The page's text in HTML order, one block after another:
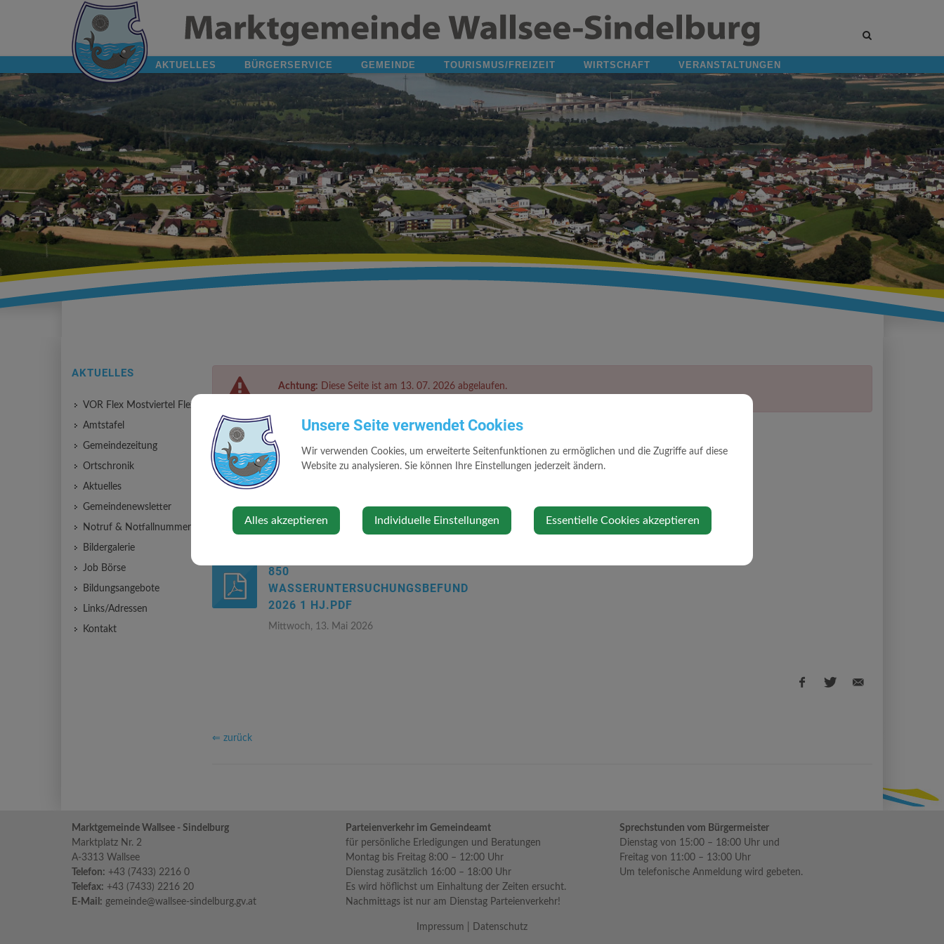
Site
AKTUELLES BÜRGERSERVICE GEMEINDE TOURISMUS/FREIZEIT WIRTSCHAFT VERANSTALTUNGEN
Achtung: Diese Seite ist am 13. 07. 2026 abgelaufen.
Wasseruntersuchungsbefund 2026
Mittwoch, 13. Mai 2026
Wasserbefund der Ortswasserleitung 2026
850
WASSERUNTERSUCHUNGSBEFUND
2026 1 HJ.PDF
Mittwoch, 13. Mai 2026
⇐ zurück
AKTUELLES
VOR Flex Mostviertel Flex
Amtstafel
Gemeindezeitung
Ortschronik
Aktuelles
Gemeindenewsletter
Notruf & Notfallnummern
Bildergalerie
Job Börse
Bildungsangebote
Links/Adressen
Kontakt
Marktgemeinde Wallsee - Sindelburg
Marktplatz Nr. 2
A-3313 Wallsee
Telefon: +43 (7433) 2216 0
Telefax: +43 (7433) 2216 20
E-Mail: gemeinde@wallsee-sindelburg.gv.at
Parteienverkehr im Gemeindeamt
für persönliche Erledigungen und Beratungen
Montag bis Freitag 8:00 – 12:00 Uhr
Dienstag zusätzlich 16:00 – 18:00 Uhr
Es wird höflichst um Einhaltung der Zeiten ersucht.
Nachmittags ist nur am Dienstag Parteienverkehr!
Sprechstunden vom Bürgermeister
Dienstag von 15:00 – 18:00 Uhr und
Freitag von 11:00 – 13:00 Uhr
Um telefonische Anmeldung wird gebeten.
Impressum Datenschutz
Unsere Seite verwendet Cookies
Wir verwenden Cookies, um erweiterte Seitenfunktionen zu ermöglichen und die Zugriffe auf diese
Website zu analysieren. Sie können Ihre Einstellungen jederzeit ändern.
Alles akzeptieren Individuelle Einstellungen Essentielle Cookies akzeptieren